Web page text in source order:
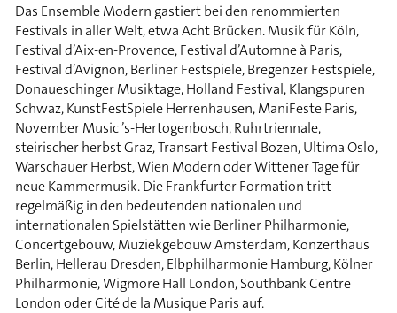
Das Ensemble Modern gastiert bei den renommierten
Festivals in aller Welt, etwa Acht Brücken. Musik für Köln,
Festival d’Aix-en-Provence, Festival d’Automne à Paris,
Festival d’Avignon, Berliner Festspiele, Bregenzer Festspiele,
Donaueschinger Musiktage, Holland Festival, Klangspuren
Schwaz, KunstFestSpiele Herrenhausen, ManiFeste Paris,
November Music ’s-Hertogenbosch, Ruhrtriennale,
steirischer herbst Graz, Transart Festival Bozen, Ultima Oslo,
Warschauer Herbst, Wien Modern oder Wittener Tage für
neue Kammermusik. Die Frankfurter Formation tritt
regelmäßig in den bedeutenden nationalen und
internationalen Spielstätten wie Berliner Philharmonie,
Concertgebouw, Muziekgebouw Amsterdam, Konzerthaus
Berlin, Hellerau Dresden, Elbphilharmonie Hamburg, Kölner
Philharmonie, Wigmore Hall London, Southbank Centre
London oder Cité de la Musique Paris auf.